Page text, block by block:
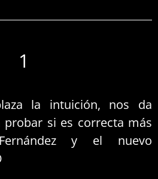
1
la intuición, nos da
si es correcta más
y el nuevo